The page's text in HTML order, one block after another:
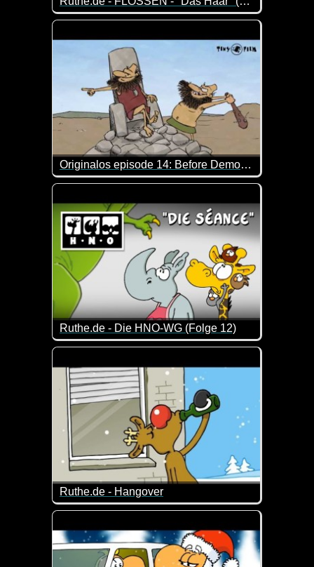
Episode 16 der Serie um zwei Dudes mit Kiemen
Originalos episode 14: Before Democracy
Hast du jemals darüber nachgedacht, wie die
Ruthe.de - Die HNO-WG (Folge 12)
Eine neue Folge von den drei lustigen Gesellen
Ruthe.de - Hangover
Da hat wohl jemand ein bisschen viel "getankt" ;-)